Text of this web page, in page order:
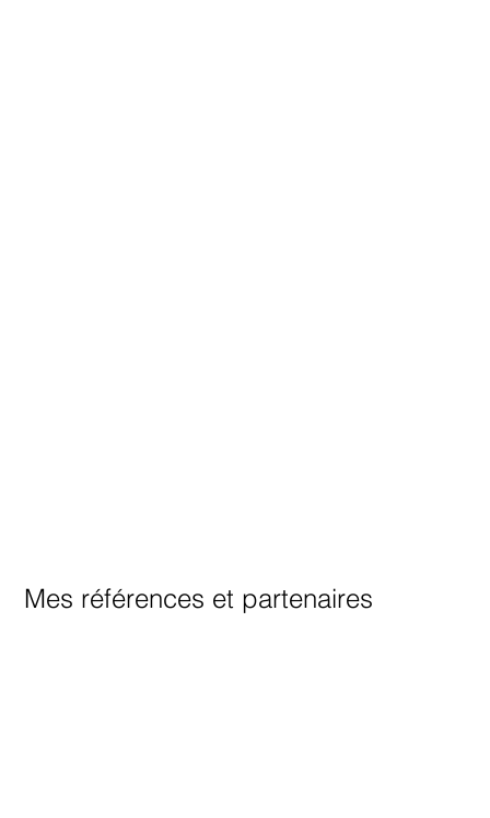
Mes références et partenaires